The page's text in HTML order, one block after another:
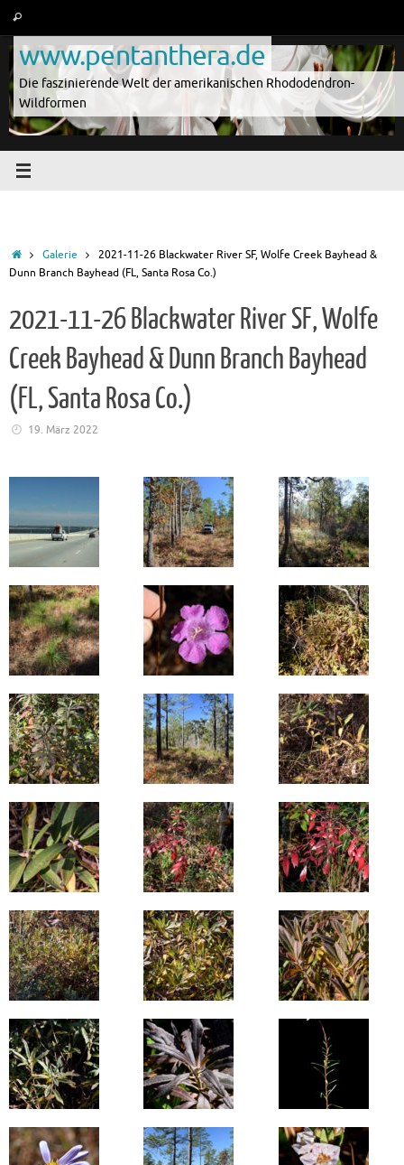
springen
Suchen
www.pentanthera.de
Die faszinierende Welt der amerikanischen Rhododendron-
Wildformen
StartGalerie
2021-11-26 Blackwater River SF, Wolfe Creek Bayhead &
Dunn Branch Bayhead (FL, Santa Rosa Co.)
2021-11-26 Blackwater River SF, Wolfe
Creek Bayhead & Dunn Branch Bayhead
(FL, Santa Rosa Co.)
19. März 2022